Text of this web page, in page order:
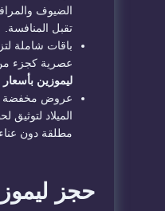
الضيوف
تقبل المنافسة.
باقات شاملة
عصرية كجزء
ليموزين
عروض مخفضة
الميلاد لتوثيق
مطلقة دون عناء.
حجز